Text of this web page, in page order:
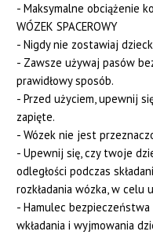
- Maksymalne obciążenie
WÓZEK SPACEROWY
- Nigdy nie zostawiaj
- Zawsze używaj pasów
prawidłowy sposób.
- Przed użyciem, upewnij
zapięte.
- Wózek nie jest
- Upewnij się, czy twoje
odległości podczas
rozkładania wózka, w celu
- Hamulec bezpieczeństwa
wkładania i wyjmowania